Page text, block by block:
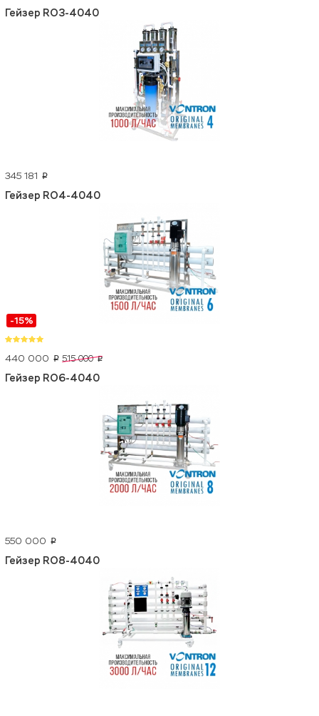
Гейзер RO3-4040
345 181 p
Гейзер RO4-4040
-15%
440 000 p 515 000 p
Гейзер RO6-4040
550 000 p
Гейзер RO8-4040